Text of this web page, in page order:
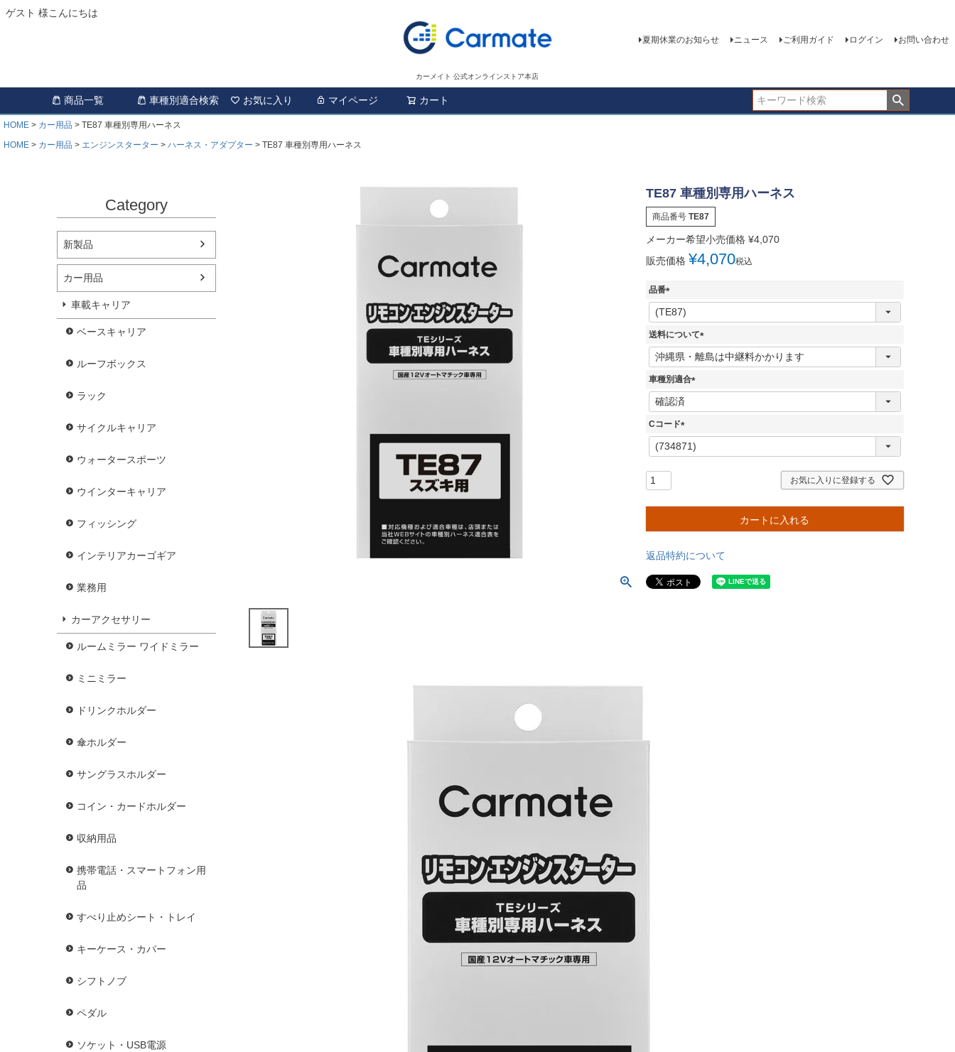
ゲスト 様こんにちは
カーメイト 公式オンラインストア本店
夏期休業のお知らせ ニュース ご利用ガイド ログイン お問い合わせ
商品一覧 車種別適合検索 お気に入り マイページ カート
HOME カー用品
TE87 車種別専用ハーネス
HOME
カー用品 エンジンスターター ハーネス・アダプター TE87 車種別専用ハーネス
Category
新製品
カー用品
車載キャリア
ベースキャリア
ルーフボックス
ラック
サイクルキャリア
ウォータースポーツ
ウインターキャリア
フィッシング
インテリアカーゴギア
業務用
カーアクセサリー
ルームミラー ワイドミラー
ミニミラー
ドリンクホルダー
傘ホルダー
サングラスホルダー
コイン・カードホルダー
収納用品
携帯電話・スマートフォン用
品
すべり止めシート・トレイ
キーケース・カバー
シフトノブ
ペダル
ソケット・USB電源
TE87 車種別専用ハーネス
商品番号 TE87
メーカー希望小売価格 ¥4,070
販売価格 ¥4,070税込
品番
(
必
須
送料について
(
必
車種別適合
(
Cコード
(
必
お気に入りに登録する
カートに入れる
返品特約について